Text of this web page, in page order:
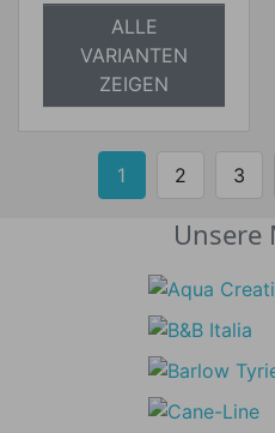
ALLE
VARIANTEN
ZEIGEN
1 2 3
Unsere